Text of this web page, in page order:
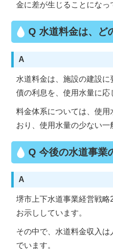
金に差が生じることになっ
Q 水道料金は、ど
A
水道料金は、施設の建設
債の利息を、使用水量に応
料金体系については、使
おり、使用水量の少ない一
Q 今後の水道事業
A
堺市上下水道事業経営戦
お示ししています。
その中で、水道料金収入
でいます。